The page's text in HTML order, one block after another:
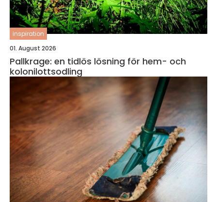
inspiration
01. August 2026
Pallkrage: en tidlös lösning för hem- och
kolonilottsodling